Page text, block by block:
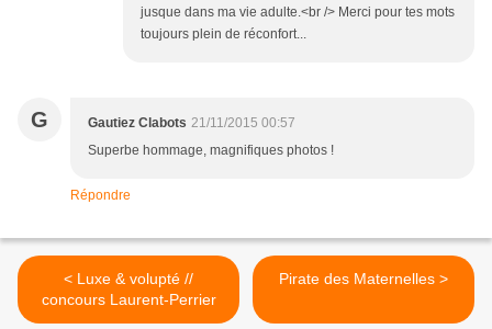
jusque dans ma vie adulte.<br /> Merci pour tes mots
toujours plein de réconfort...
G Gautiez Clabots 21/11/2015 00:57
Superbe hommage, magnifiques photos !
Répondre
< Luxe & volupté //
concours Laurent-Perrier
Pirate des Maternelles >